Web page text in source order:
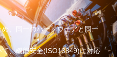
、同一のハードウェアと同一
、機能安全(ISO13849)に対応